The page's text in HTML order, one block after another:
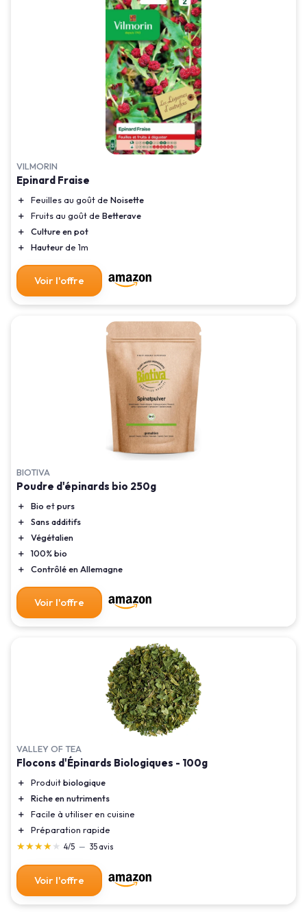
VILMORIN
Epinard Fraise
＋ Feuilles au goût de Noisette
＋
Fruits au goût de Betterave
＋
Culture en pot
＋
Hauteurde 1m
Voir l'offre
BIOTIVA
Poudre d'épinards bio 250g
＋ Bio etpurs
＋
Sans additifs
＋
Végétalien
＋
100% bio
＋
Contrôlé en Allemagne
Voir l'offre
VALLEY OF TEA
Flocons d'Épinards Biologiques - 100g
＋ Produitbiologique
＋
Riche en nutriments
＋
Facile à utiliser en cuisine
＋
Préparation rapide
★★★★★
★★★★★ 4/5 — 35 avis
Voir l'offre